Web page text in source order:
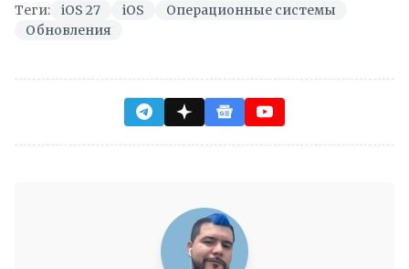
Теги: iOS 27 iOS
Операционные системы
Обновления